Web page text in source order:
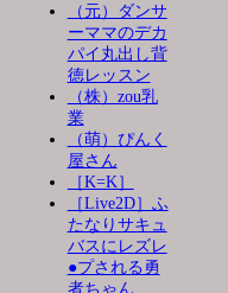
（元）ダンサ
ーママのデカ
パイ丸出し背
徳レッスン
（株）zou乳
業
（萌）ぴんく
屋さん
［K=K］
［Live2D］ふ
たなりサキュ
バスにレズレ
●プされる勇
者ちゃん